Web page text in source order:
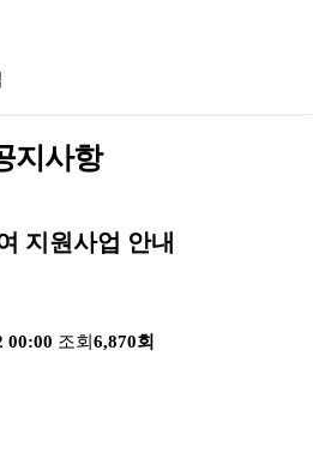
지사항
지원사업 안내
00:00 조회 6,870회